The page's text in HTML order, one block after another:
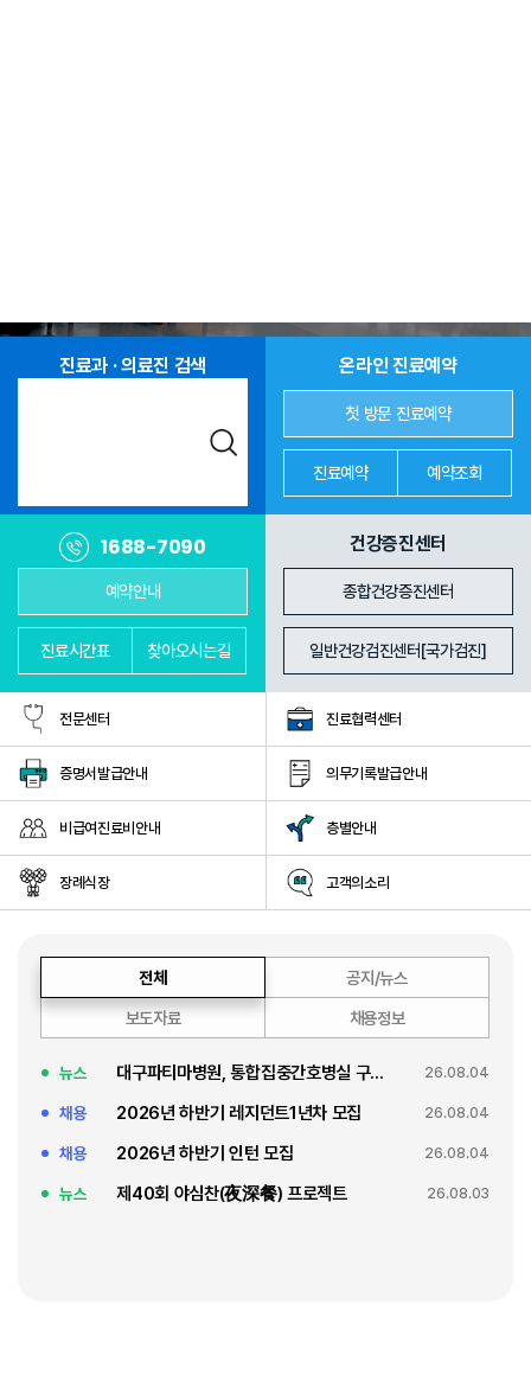
진료과 · 의료진 검색
진료과 의료진
온라인 진료예약
첫 방문 진료예약
진료예약 예약조회
1688-7090
예약안내
진료시간표 찾아오시는길
건강증진센터
종합건강증진센터
일반건강검진센터[국가검진]
전문센터 진료협력센터
증명서발급안내 의무기록발급안내
비급여진료비안내 층별안내
장례식장 고객의소리
전체
뉴스 대구파티마병원, 통합집중간호병실 구축 축복식 26.08.04
채용 2026년 하반기 레지던트1년차 모집 26.08.04
채용 2026년 하반기 인턴 모집 26.08.04
뉴스 제40회 야심찬(夜深餐) 프로젝트 26.08.03
공지/뉴스
보도자료
채용정보